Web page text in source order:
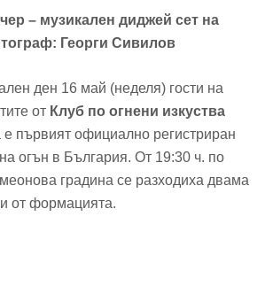
– музикален диджей сет на
Георги Сивилов
ден 16 май (неделя) гости на
от Клуб по огнени изкуства
е първият официално регистриран
огън в България. От 19:30 ч. по
градина се разходиха двама
от формацията.